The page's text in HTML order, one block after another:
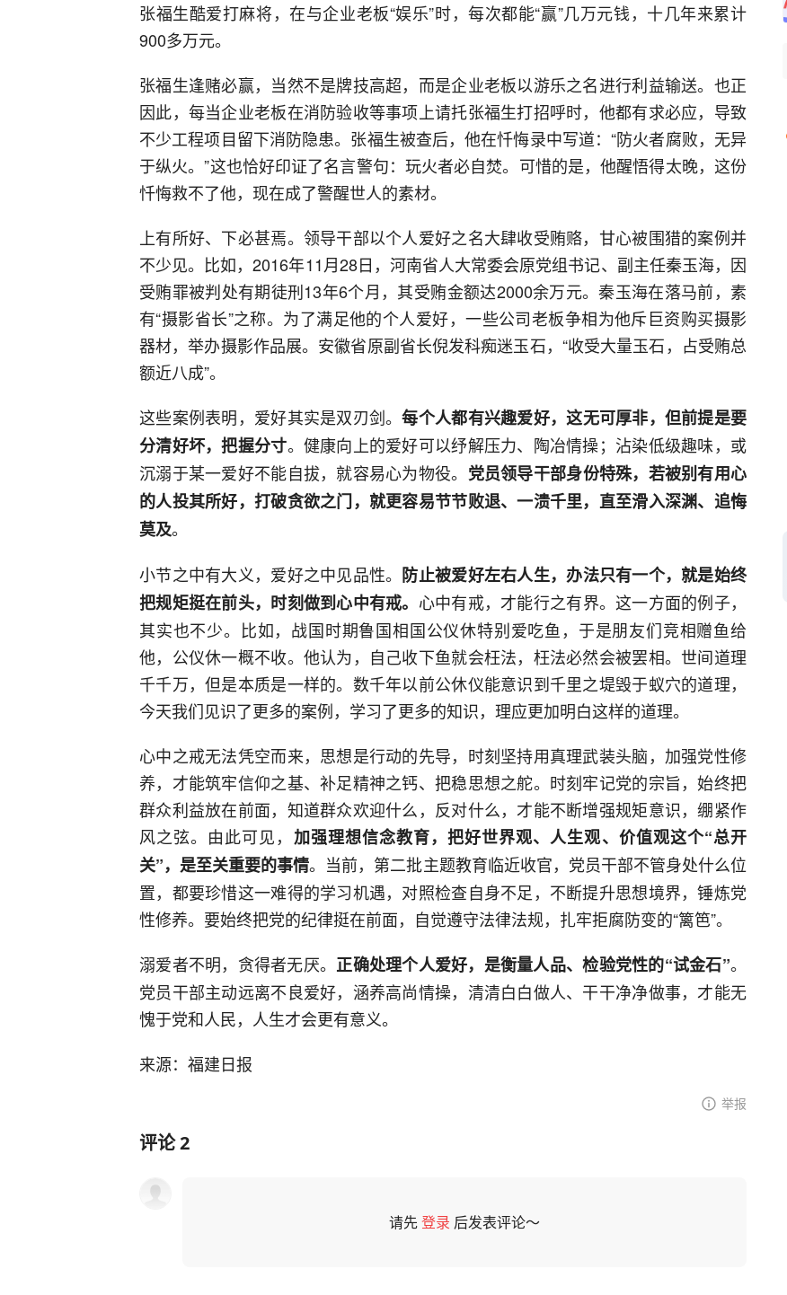
张福生酷爱打麻将，在与企业老板“娱乐”时，每次都能“赢”几万元钱，十几年来累计
900多万元。
张福生逢赌必赢，当然不是牌技高超，而是企业老板以游乐之名进行利益输送。也正
因此，每当企业老板在消防验收等事项上请托张福生打招呼时，他都有求必应，导致
不少工程项目留下消防隐患。张福生被查后，他在忏悔录中写道：“防火者腐败，无异
于纵火。”这也恰好印证了名言警句：玩火者必自焚。可惜的是，他醒悟得太晚，这份
忏悔救不了他，现在成了警醒世人的素材。
上有所好、下必甚焉。领导干部以个人爱好之名大肆收受贿赂，甘心被围猎的案例并
不少见。比如，2016年11月28日，河南省人大常委会原党组书记、副主任秦玉海，因
受贿罪被判处有期徒刑13年6个月，其受贿金额达2000余万元。秦玉海在落马前，素
有“摄影省长”之称。为了满足他的个人爱好，一些公司老板争相为他斥巨资购买摄影
器材，举办摄影作品展。安徽省原副省长倪发科痴迷玉石，“收受大量玉石，占受贿总
额近八成”。
这些案例表明，爱好其实是双刃剑。每个人都有兴趣爱好，这无可厚非，但前提是要
分清好坏，把握分寸。健康向上的爱好可以纾解压力、陶冶情操；沾染低级趣味，或
沉溺于某一爱好不能自拔，就容易心为物役。 党员领导干部身份特殊，若被别有用心
的人投其所好，打破贪欲之门，就更容易节节败退、一溃千里，直至滑入深渊、追悔
莫及。
小节之中有大义，爱好之中见品性。 防止被爱好左右人生，办法只有一个，就是始终
把规矩挺在前头，时刻做到心中有戒。 心中有戒，才能行之有界。这一方面的例子，
其实也不少。比如，战国时期鲁国相国公仪休特别爱吃鱼，于是朋友们竞相赠鱼给
他，公仪休一概不收。他认为，自己收下鱼就会枉法，枉法必然会被罢相。世间道理
千千万，但是本质是一样的。数千年以前公休仪能意识到千里之堤毁于蚁穴的道理，
今天我们见识了更多的案例，学习了更多的知识，理应更加明白这样的道理。
心中之戒无法凭空而来，思想是行动的先导，时刻坚持用真理武装头脑，加强党性修
养，才能筑牢信仰之基、补足精神之钙、把稳思想之舵。时刻牢记党的宗旨，始终把
群众利益放在前面，知道群众欢迎什么，反对什么，才能不断增强规矩意识，绷紧作
风之弦。由此可见， 加强理想信念教育，把好世界观、人生观、价值观这个“总开
关”，是至关重要的事情。当前，第二批主题教育临近收官，党员干部不管身处什么位
置，都要珍惜这一难得的学习机遇，对照检查自身不足，不断提升思想境界，锤炼党
性修养。要始终把党的纪律挺在前面，自觉遵守法律法规，扎牢拒腐防变的“篱笆”。
溺爱者不明，贪得者无厌。 正确处理个人爱好，是衡量人品、检验党性的“试金石”。
党员干部主动远离不良爱好，涵养高尚情操，清清白白做人、干干净净做事，才能无
愧于党和人民，人生才会更有意义。
来源：福建日报
举报
评论2
请先登录 后发表评论～